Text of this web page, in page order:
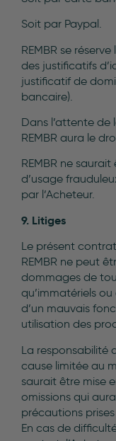
Soit par Paypal.
REMBR se
des justificatifs
justificatif de
bancaire).
Dans l’attente
REMBR aura le
REMBR ne
d’usage
par l’Acheteur.
9. Litiges
Le présent
REMBR ne peut
dommages de
qu’immatériels
d’un mauvais
utilisation des
La responsabilité
cause limitée au
saurait être mise
omissions qui
précautions
En cas de